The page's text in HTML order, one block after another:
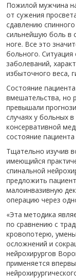
Пожилой мужчина
от сужения
сдавлению
сильнейшую боль в
ноге. Все это
больного.
заболеваний,
избыточного веса,
Состояние
вмешательства, но
превышали
случаях у больных
консервативной
состояние
Тщательно изучив
имеющийся
спинальной
предложить
малоинвазивную
операцию через
«Эта методика
по сравнению с
кровопотерю,
осложнений и
нейрохирургов
применяется